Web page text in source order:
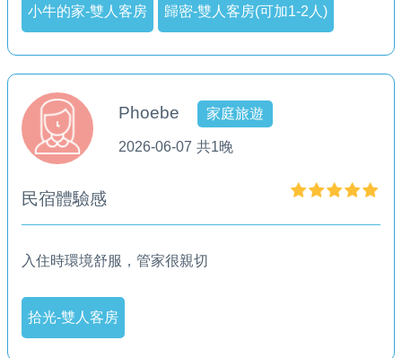
小牛的家-雙人客房 歸密-雙人客房(可加1-2人)
Phoebe 家庭旅遊
2026-06-07 共1晚
民宿體驗感
入住時環境舒服，管家很親切
拾光-雙人客房